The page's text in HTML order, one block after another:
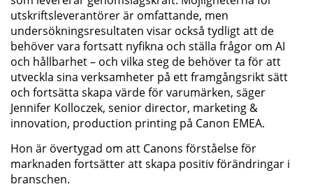
utskriftsleverantörer är omfattande, men
undersökningsresultaten visar också tydligt att de
behöver vara fortsatt nyfikna och ställa frågor om AI
och hållbarhet – och vilka steg de behöver ta för att
utveckla sina verksamheter på ett framgångsrikt sätt
och fortsätta skapa värde för varumärken, säger
Jennifer Kolloczek, senior director, marketing &
innovation, production printing på Canon EMEA.
Hon är övertygad om att Canons förståelse för
marknaden fortsätter att skapa positiv förändringar i
branschen.